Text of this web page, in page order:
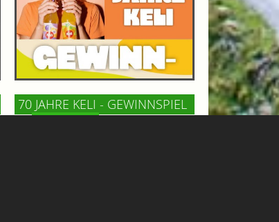
70 JAHRE KELI - GEWINNSPIEL